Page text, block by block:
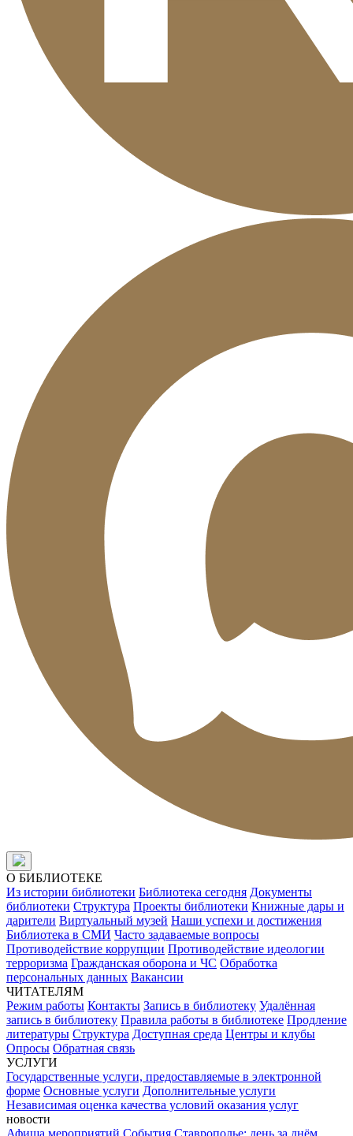
О БИБЛИОТЕКЕ
Из истории библиотеки Библиотека сегодня Документы
библиотеки Структура Проекты библиотеки Книжные дары и
дарители Виртуальный музей Наши успехи и достижения
Библиотека в СМИ Часто задаваемые вопросы
Противодействие коррупции Противодействие идеологии
терроризма Гражданская оборона и ЧС Обработка
персональных данных Вакансии
ЧИТАТЕЛЯМ
Режим работы Контакты Запись в библиотеку Удалённая
запись в библиотеку Правила работы в библиотеке Продление
литературы Структура Доступная среда Центры и клубы
Опросы Обратная связь
УСЛУГИ
Государственные услуги, предоставляемые в электронной
форме Основные услуги Дополнительные услуги
Независимая оценка качества условий оказания услуг
новости
Афиша мероприятий События Ставрополье: день за днём